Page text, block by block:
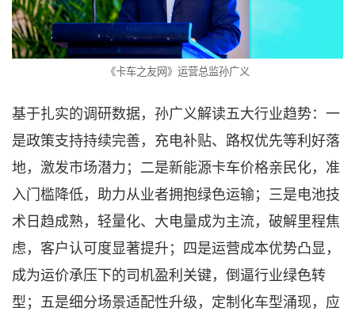
《卡车之友网》运营总监孙广义
基于扎实的调研数据，孙广义解读五大行业趋势：一
是政策支持持续完善，充电补贴、路权优先等利好落
地，激发市场潜力；二是新能源卡车价格亲民化，准
入门槛降低，助力从业者拥抱绿色运输；三是电池技
术日趋成熟，轻量化、大电量成为主流，破解里程焦
虑，客户认可度显著提升；四是运营成本优势凸显，
成为运价承压下的司机盈利关键，倒逼行业绿色转
型；五是细分场景适配性升级，定制化车型涌现，应